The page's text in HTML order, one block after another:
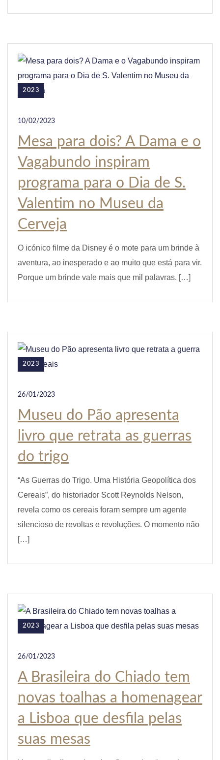
2023
10/02/2023
Mesa para dois? A Dama e o
Vagabundo inspiram
programa para o Dia de S.
Valentim no Museu da
Cerveja
O icónico filme da Disney é o mote para um brinde à
aventura, ao inesperado e ao muito que está para vir.
Porque um brinde vale mais que mil palavras. […]
2023
26/01/2023
Museu do Pão apresenta
livro que retrata as guerras
do trigo
“As Guerras do Trigo. Uma História Geopolítica dos
Cereais”, do historiador Scott Reynolds Nelson,
revela como os cereais foram sempre um agente
silencioso de revoltas e revoluções. O momento não
[…]
2023
26/01/2023
A Brasileira do Chiado tem
novas toalhas a homenagear
a Lisboa que desfila pelas
suas mesas